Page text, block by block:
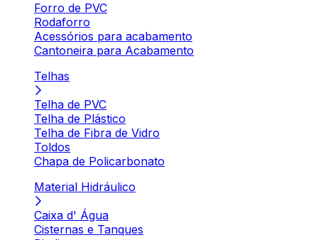
Forro de PVC
Rodaforro
Acessórios para acabamento
Cantoneira para Acabamento
Telhas
Telha de PVC
Telha de Plástico
Telha de Fibra de Vidro
Toldos
Chapa de Policarbonato
Material Hidráulico
Caixa d' Água
Cisternas e Tanques